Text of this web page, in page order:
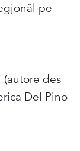
pe
(autore des
Del Pino